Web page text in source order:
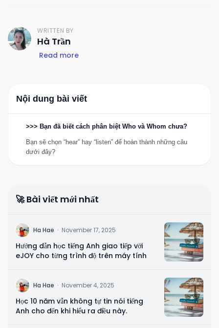
H
WRITTEN BY
Hà Trần
Read more
Nội dung bài viết
>>> Bạn đã biết cách phân biệt Who và Whom chưa?
Bạn sẽ chọn “hear” hay “listen” để hoàn thành những câu
dưới đây?
🚀 Bài viết mới nhất
H Ha Hae · November 17, 2025
Hướng dẫn học tiếng Anh giao tiếp với
eJOY cho từng trình độ trên máy tính
H Ha Hae · November 4, 2025
Học 10 năm vẫn không tự tin nói tiếng
Anh cho đến khi hiểu ra điều này.